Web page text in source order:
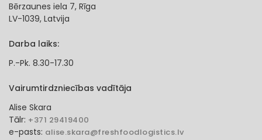
Bērzaunes iela 7, Rīga
LV-1039, Latvija
Darba laiks:
P.-Pk. 8.30-17.30
Vairumtirdzniecības vadītāja
Alise Skara
Tālr: +371 29419400
e-pasts: alise.skara@freshfoodlogistics.lv